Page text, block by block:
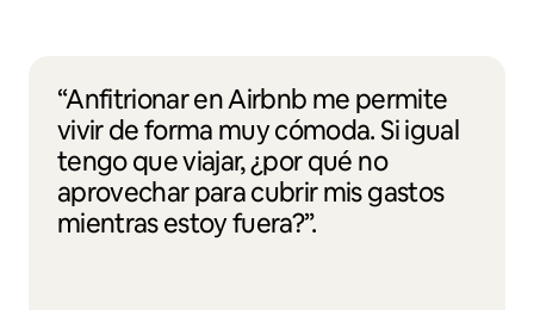
“Anfitrionar en Airbnb me permite
vivir de forma muy cómoda. Si igual
tengo que viajar, ¿por qué no
aprovechar para cubrir mis gastos
mientras estoy fuera?”.